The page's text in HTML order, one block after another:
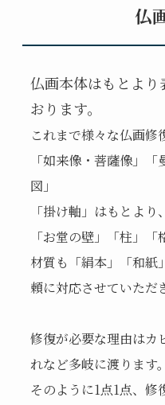
仏
仏画本体はもとよ
おります。
これまで様々な仏画修
「如来像・菩薩像」
図」
「掛け軸」はもとより
「お堂の壁」「柱」「
材質も「絹本」「和紙
頼に対応させていただ
修復が必要な理由はカ
れなど多岐に渡ります。
そのように1点1点、修